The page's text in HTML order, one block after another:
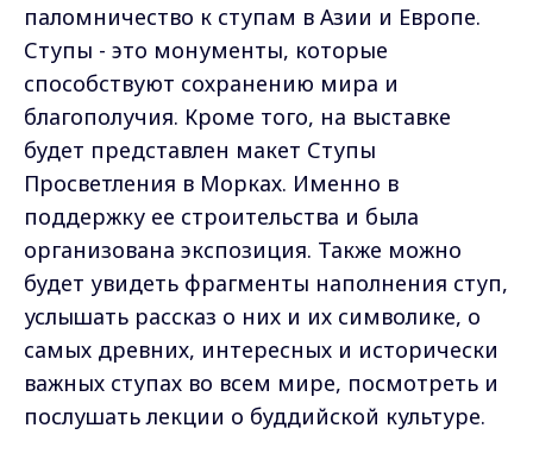
паломничество к ступам в Азии и Европе.
Ступы - это монументы, которые
способствуют сохранению мира и
благополучия. Кроме того, на выставке
будет представлен макет Ступы
Просветления в Морках. Именно в
поддержку ее строительства и была
организована экспозиция. Также можно
будет увидеть фрагменты наполнения ступ,
услышать рассказ о них и их символике, о
самых древних, интересных и исторически
важных ступах во всем мире, посмотреть и
послушать лекции о буддийской культуре.